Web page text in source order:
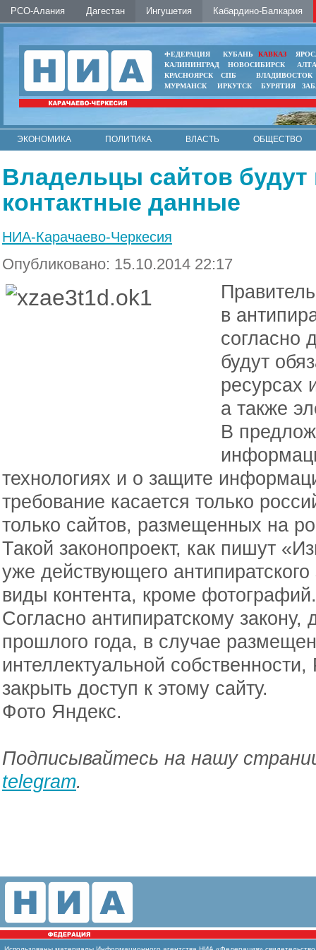
РСО-Алания Дагестан Ингушетия Кабардино-Балкария
ФЕДЕРАЦИЯ КУБАНЬ КАВКАЗ
КАЛИНИНГРАД
НОВОСИБИРСК
КРАСНОЯРСК
СПБ
ВЛАДИВОСТОК
МУРМАНСК
ИРКУТСК БУРЯТИЯ
ЭКОНОМИКА ПОЛИТИКА ВЛАСТЬ
ОБЩЕСТВО
Владельцы сайтов будут
контактные данные
НИА-Карачаево-Черкесия
Опубликовано: 15.10.2014 22:17
в
согласно
будут
ресурсах
а также
В
технологиях и о защите
требование касается только
только сайтов, размещенных на
Такой законопроект, как пишут
уже действующего
виды контента, кроме фотографий.
Согласно антипиратскому закону,
прошлого года, в случае
интеллектуальной
закрыть доступ к этому сайту.
Фото Яндекс.
Подписывайтесь на нашу
telegram.